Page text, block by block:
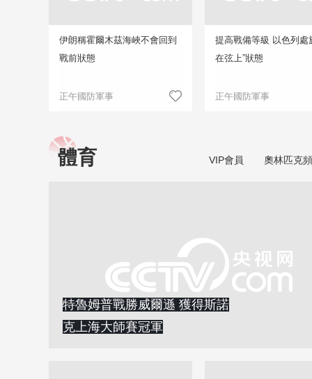
伊朗稱霍爾木茲海峽不會回到
戰前狀態
正午國防軍事
提高戰備等級 以色列處
在弦上”狀態
正午國防軍事
體育 VIP會員 奧林匹克
特魯姆普戰勝威爾遜 獲得斯諾
克上海大師賽冠軍